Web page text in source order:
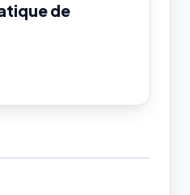
de